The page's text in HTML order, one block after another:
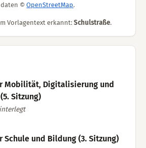
©OpenStreetMap.
Vorlagentext erkannt: Schulstraße.
Mobilität, Digitalisierung und
Sitzung)
Schule und Bildung (3. Sitzung)